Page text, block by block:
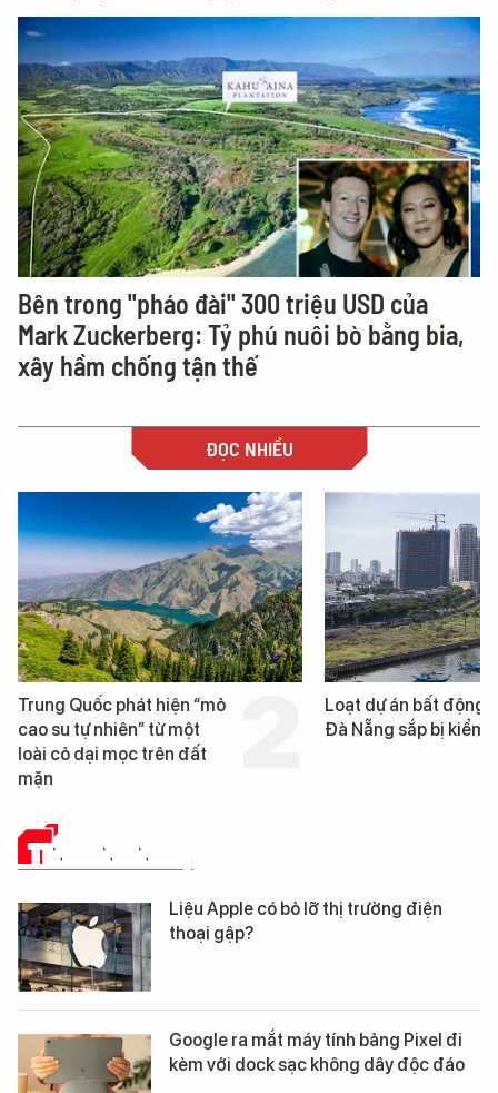
Bên trong "pháo đài" 300 triệu USD của
Mark Zuckerberg: Tỷ phú nuôi bò bằng bia,
xây hầm chống tận thế
ĐỌC NHIỀU
Trung Quốc phát hiện “mỏ
cao su tự nhiên” từ một
loài cỏ dại mọc trên đất
mặn
Loạt dự án bất động
Đà Nẵng sắp bị kiểm
TIN CÔNG NGHỆ
Liệu Apple có bỏ lỡ thị trường điện
thoại gập?
Google ra mắt máy tính bảng Pixel đi
kèm với dock sạc không dây độc đáo